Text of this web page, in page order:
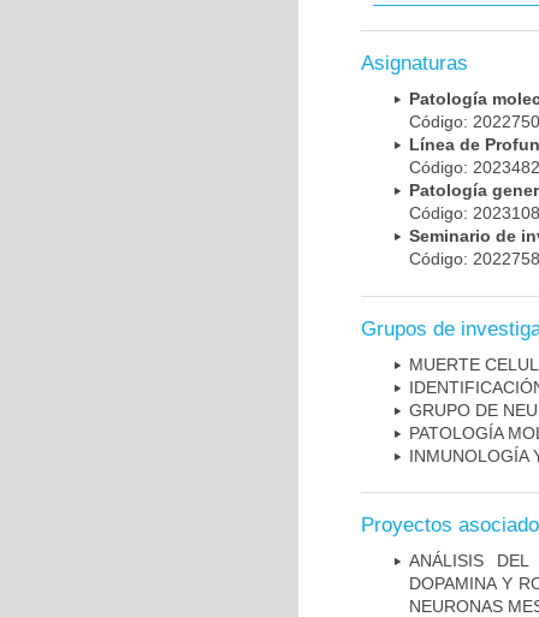
Asignaturas
Patología
Código:
Línea de
Código:
Patología
Código:
Seminario de
Código:
Grupos de
MUERTE
GRUPO DE
PATOLOGÍA
INMUNOLOGÍA
Proyectos
ANÁLISIS
DOPAMINA Y
NEURONAS